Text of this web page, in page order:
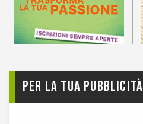
Per la tua pubblicità